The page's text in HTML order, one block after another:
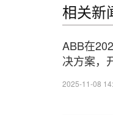
相关新
ABB在
决方案，
2025-11-08